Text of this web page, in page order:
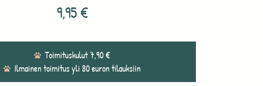
9,95€
Toimituskulut 7,90 €
Ilmainen toimitus yli 80 euron tilauksiin